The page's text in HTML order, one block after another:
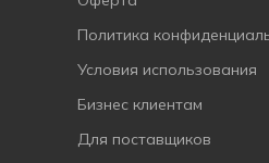
Политика
Условия использования
Бизнес клиентам
Для поставщиков